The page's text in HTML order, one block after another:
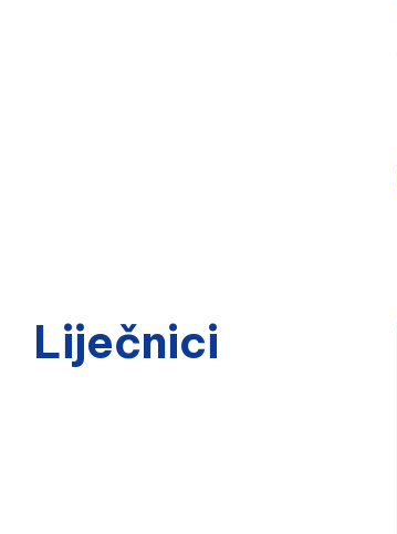
Liječnici